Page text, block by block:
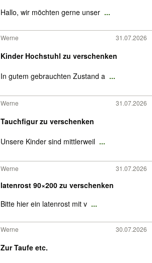
Hallo, wir möchten gerne unser ...
Werne 31.07.2026
Kinder Hochstuhl zu verschenken
In gutem gebrauchten Zustand a ...
Werne 31.07.2026
Tauchfigur zu verschenken
Unsere Kinder sind mittlerweil ...
Werne 31.07.2026
latenrost 90×200 zu verschenken
Bitte hier ein latenrost mit v ...
Werne 30.07.2026
Zur Taufe etc.